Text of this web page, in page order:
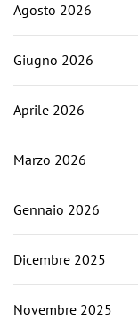
Agosto 2026
Giugno 2026
Aprile 2026
Marzo 2026
Gennaio 2026
Dicembre 2025
Novembre 2025